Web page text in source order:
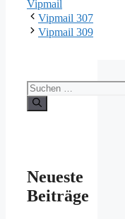
Vipmail
Vipmail 307
Vipmail 309
Suche
nach:
Neueste
Beiträge